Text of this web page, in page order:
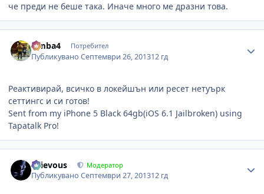
че преди не беше така. Иначе много ме дразни това.
simba4 Потребител
ПубликуваноСептември 26, 201312 гд
Реактивирай, всичко в локейшън или ресет нетуърк
сеттингс и си готов!
Sent from my iPhone 5 Black 64gb(iOS 6.1 Jailbroken) using
Tapatalk Pro!
Grievous Модератор
ПубликуваноСептември 27, 201312 гд